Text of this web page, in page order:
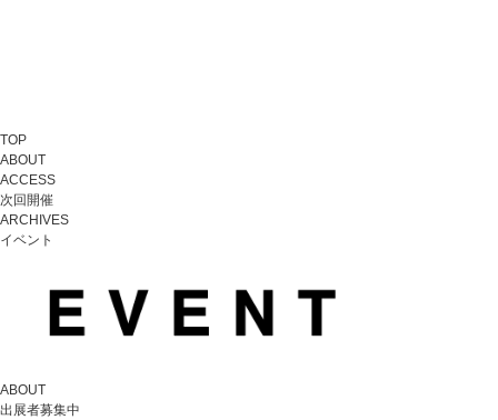
TOP
ABOUT
ACCESS
次回開催
ARCHIVES
イベント
ABOUT
出展者募集中